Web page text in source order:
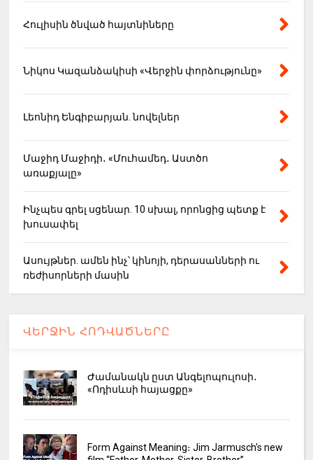
Հուլիսին ծնված հայտնիները
Նիկոս Կազանձակիսի «Վերջին փորձությունը»
Լեոնիդ Ենգիբարյան. նովելներ
Մաջիդ Մաջիդի․ «Մուհամեդ․ Աստծո
առաքյալը»
Ինչպես գրել սցենար. 10 սխալ, որոնցից պետք է
խուսափել
Ասույթներ. ամեն ինչ՝ կինոյի, դերասանների ու
ռեժիսորների մասին
ՎԵՐՋԻՆ ՀՈԴՎԱԾՆԵՐԸ
Ժամանակն ըստ Անգելոպուլոսի․
«Ոդիսևսի հայացքը»
Form Against Meaning։ Jim Jarmusch's new